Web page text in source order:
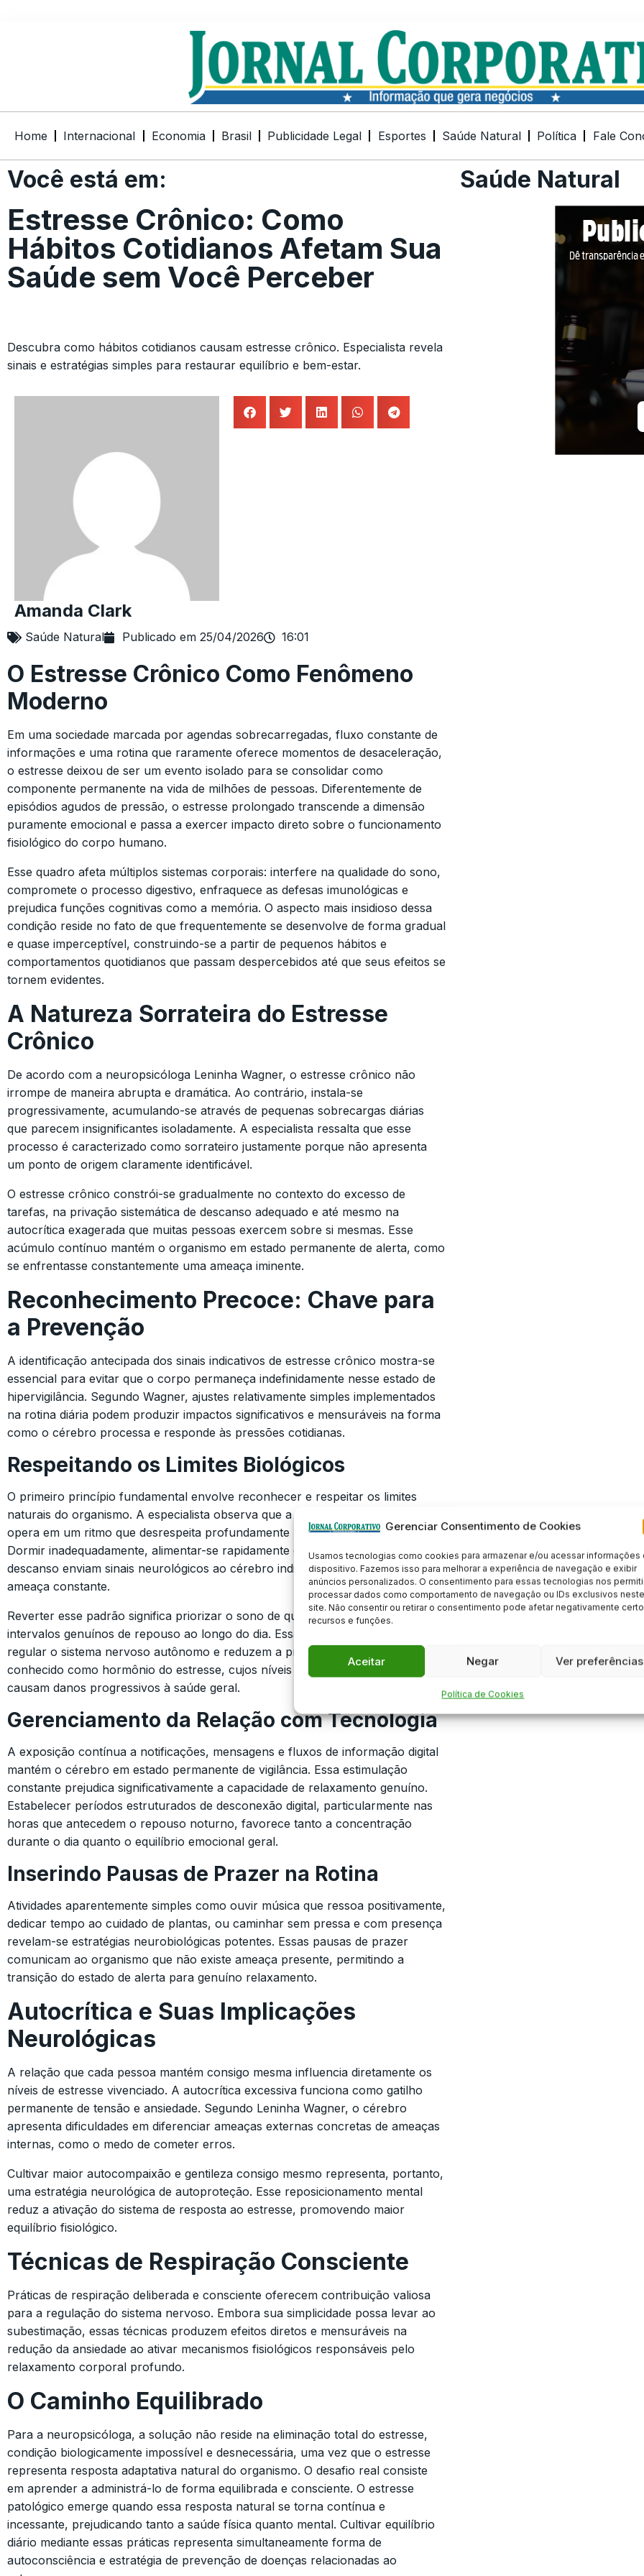
Gerenciar Consentimento de Cookies
Usamos tecnologias como cookies para armazenar e/ou acessar informações
dispositivo. Fazemos isso para melhorar a experiência de navegação e exibir
anúncios personalizados. O consentimento para essas tecnologias nos
processar dados como comportamento de navegação ou IDs exclusivos neste
site. Não consentir ou retirar o consentimento pode afetar negativamente
recursos e funções.
Aceitar Negar Ver preferências
Política de Cookies
Home Internacional Economia Brasil Publicidade Legal Esportes Saúde Natural Política Fale
Você está em: Saúde Natural
Estresse Crônico: Como
Hábitos Cotidianos Afetam Sua
Saúde sem Você Perceber
Descubra como hábitos cotidianos causam estresse crônico. Especialista revela
sinais e estratégias simples para restaurar equilíbrio e bem-estar.
Amanda Clark
Saúde Natural Publicado em 25/04/2026 16:01
O Estresse Crônico Como Fenômeno
Moderno
Em uma sociedade marcada por agendas sobrecarregadas, fluxo constante de
informações e uma rotina que raramente oferece momentos de desaceleração,
o estresse deixou de ser um evento isolado para se consolidar como
componente permanente na vida de milhões de pessoas. Diferentemente de
episódios agudos de pressão, o estresse prolongado transcende a dimensão
puramente emocional e passa a exercer impacto direto sobre o funcionamento
fisiológico do corpo humano.
Esse quadro afeta múltiplos sistemas corporais: interfere na qualidade do sono,
compromete o processo digestivo, enfraquece as defesas imunológicas e
prejudica funções cognitivas como a memória. O aspecto mais insidioso dessa
condição reside no fato de que frequentemente se desenvolve de forma gradual
e quase imperceptível, construindo-se a partir de pequenos hábitos e
comportamentos quotidianos que passam despercebidos até que seus efeitos se
tornem evidentes.
A Natureza Sorrateira do Estresse
Crônico
De acordo com a neuropsicóloga Leninha Wagner, o estresse crônico não
irrompe de maneira abrupta e dramática. Ao contrário, instala-se
progressivamente, acumulando-se através de pequenas sobrecargas diárias
que parecem insignificantes isoladamente. A especialista ressalta que esse
processo é caracterizado como sorrateiro justamente porque não apresenta
um ponto de origem claramente identificável.
O estresse crônico constrói-se gradualmente no contexto do excesso de
tarefas, na privação sistemática de descanso adequado e até mesmo na
autocrítica exagerada que muitas pessoas exercem sobre si mesmas. Esse
acúmulo contínuo mantém o organismo em estado permanente de alerta, como
se enfrentasse constantemente uma ameaça iminente.
Reconhecimento Precoce: Chave para
a Prevenção
A identificação antecipada dos sinais indicativos de estresse crônico mostra-se
essencial para evitar que o corpo permaneça indefinidamente nesse estado de
hipervigilância. Segundo Wagner, ajustes relativamente simples implementados
na rotina diária podem produzir impactos significativos e mensuráveis na forma
como o cérebro processa e responde às pressões cotidianas.
Respeitando os Limites Biológicos
O primeiro princípio fundamental envolve reconhecer e respeitar os limites
naturais do organismo. A especialista observa que a sociedade contemporânea
opera em um ritmo que desrespeita profundamente nossa biologia evolutiva.
Dormir inadequadamente, alimentar-se rapidamente e eliminar pausas de
descanso enviam sinais neurológicos ao cérebro indicando perigo iminente e
ameaça constante.
Reverter esse padrão significa priorizar o sono de qualidade e estabelecer
intervalos genuínos de repouso ao longo do dia. Essas práticas ajudam a
regular o sistema nervoso autônomo e reduzem a produção de cortisol,
conhecido como hormônio do estresse, cujos níveis elevados prolongados
causam danos progressivos à saúde geral.
Gerenciamento da Relação com Tecnologia
A exposição contínua a notificações, mensagens e fluxos de informação digital
mantém o cérebro em estado permanente de vigilância. Essa estimulação
constante prejudica significativamente a capacidade de relaxamento genuíno.
Estabelecer períodos estruturados de desconexão digital, particularmente nas
horas que antecedem o repouso noturno, favorece tanto a concentração
durante o dia quanto o equilíbrio emocional geral.
Inserindo Pausas de Prazer na Rotina
Atividades aparentemente simples como ouvir música que ressoa positivamente,
dedicar tempo ao cuidado de plantas, ou caminhar sem pressa e com presença
revelam-se estratégias neurobiológicas potentes. Essas pausas de prazer
comunicam ao organismo que não existe ameaça presente, permitindo a
transição do estado de alerta para genuíno relaxamento.
Autocrítica e Suas Implicações
Neurológicas
A relação que cada pessoa mantém consigo mesma influencia diretamente os
níveis de estresse vivenciado. A autocrítica excessiva funciona como gatilho
permanente de tensão e ansiedade. Segundo Leninha Wagner, o cérebro
apresenta dificuldades em diferenciar ameaças externas concretas de ameaças
internas, como o medo de cometer erros.
Cultivar maior autocompaixão e gentileza consigo mesmo representa, portanto,
uma estratégia neurológica de autoproteção. Esse reposicionamento mental
reduz a ativação do sistema de resposta ao estresse, promovendo maior
equilíbrio fisiológico.
Técnicas de Respiração Consciente
Práticas de respiração deliberada e consciente oferecem contribuição valiosa
para a regulação do sistema nervoso. Embora sua simplicidade possa levar ao
subestimação, essas técnicas produzem efeitos diretos e mensuráveis na
redução da ansiedade ao ativar mecanismos fisiológicos responsáveis pelo
relaxamento corporal profundo.
O Caminho Equilibrado
Para a neuropsicóloga, a solução não reside na eliminação total do estresse,
condição biologicamente impossível e desnecessária, uma vez que o estresse
representa resposta adaptativa natural do organismo. O desafio real consiste
em aprender a administrá-lo de forma equilibrada e consciente. O estresse
patológico emerge quando essa resposta natural se torna contínua e
incessante, prejudicando tanto a saúde física quanto mental. Cultivar equilíbrio
diário mediante essas práticas representa simultaneamente forma de
autoconsciência e estratégia de prevenção de doenças relacionadas ao